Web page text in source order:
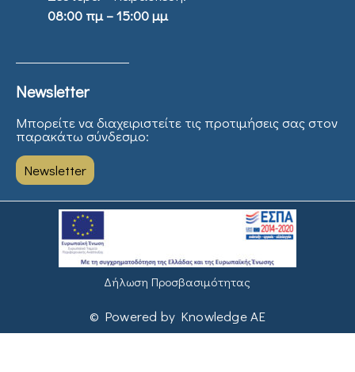
08:00 πμ – 15:00 μμ
Newsletter
Μπορείτε να διαχειριστείτε τις προτιμήσεις σας στον
παρακάτω σύνδεσμο:
Newsletter
Δήλωση Προσβασιμότητας
© Powered by Knowledge AE